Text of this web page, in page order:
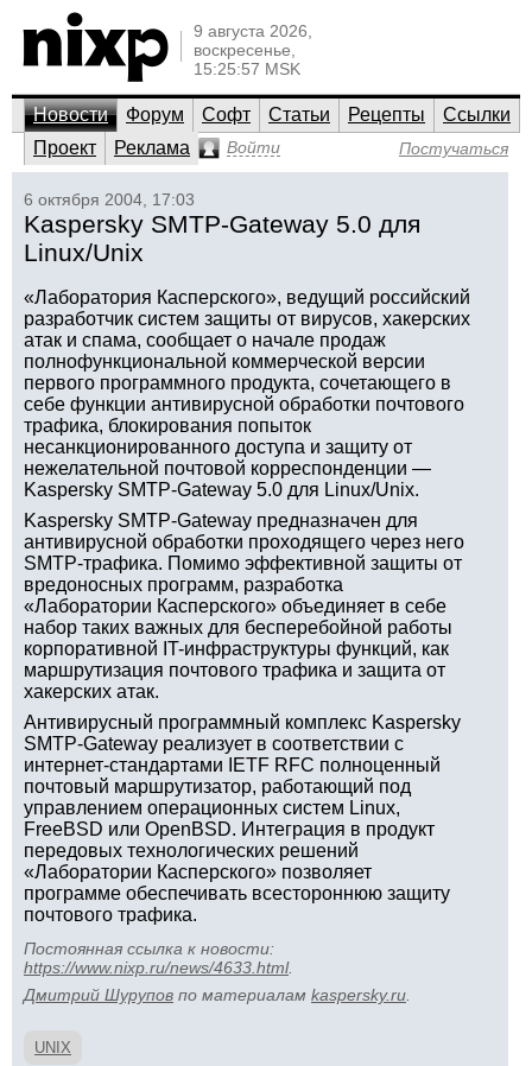
9 августа 2026,
воскресенье,
15:25:57 MSK
Новости Форум Софт Статьи Рецепты
Ссылки
Проект
Реклама Войти Постучаться
6 октября 2004, 17:03
Kaspersky SMTP-Gateway 5.0 для
Linux/Unix
«Лаборатория Касперского», ведущий российский
разработчик систем защиты от вирусов, хакерских
атак и спама, сообщает о начале продаж
полнофункциональной коммерческой версии
первого программного продукта, сочетающего в
себе функции антивирусной обработки почтового
трафика, блокирования попыток
несанкционированного доступа и защиту от
нежелательной почтовой корреспонденции —
Kaspersky SMTP-Gateway 5.0 для Linux/Unix.
Kaspersky SMTP-Gateway предназначен для
антивирусной обработки проходящего через него
SMTP-трафика. Помимо эффективной защиты от
вредоносных программ, разработка
«Лаборатории Касперского» объединяет в себе
набор таких важных для бесперебойной работы
корпоративной IT-инфраструктуры функций, как
маршрутизация почтового трафика и защита от
хакерских атак.
Антивирусный программный комплекс Kaspersky
SMTP-Gateway реализует в соответствии с
интернет-стандартами IETF RFC полноценный
почтовый маршрутизатор, работающий под
управлением операционных систем Linux,
FreeBSD или OpenBSD. Интеграция в продукт
передовых технологических решений
«Лаборатории Касперского» позволяет
программе обеспечивать всестороннюю защиту
почтового трафика.
Постоянная ссылка к новости:
https://www.nixp.ru/news/4633.html.
Дмитрий Шурупов по материалам kaspersky.ru
UNIX